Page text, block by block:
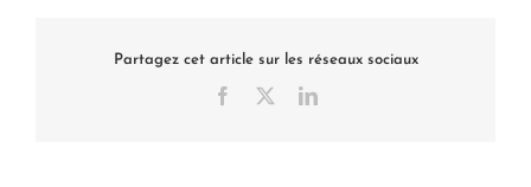
Partagez cet article sur les réseaux sociaux
Facebook LinkedIn